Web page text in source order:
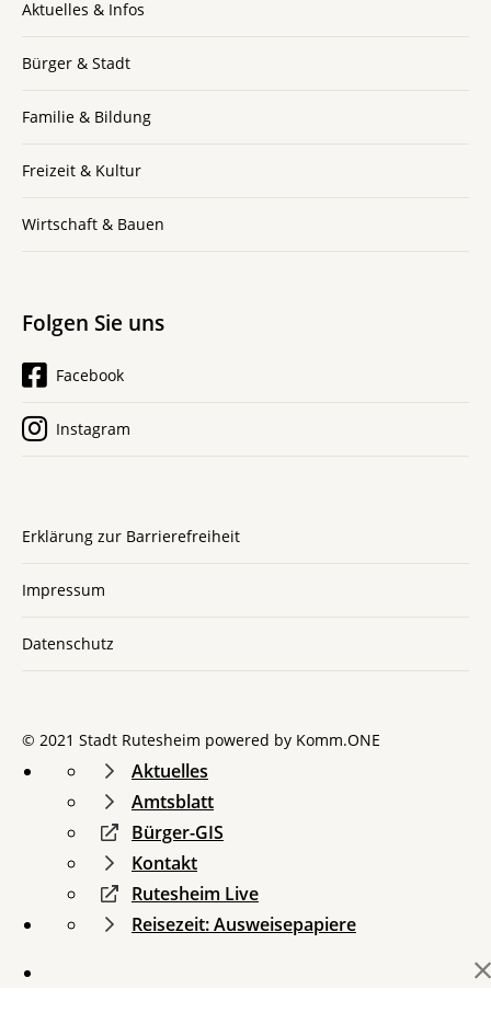
Aktuelles & Infos
Bürger & Stadt
Familie & Bildung
Freizeit & Kultur
Wirtschaft & Bauen
Folgen Sie uns
Facebook
Instagram
Erklärung zur Barrierefreiheit
Impressum
Datenschutz
© 2021 Stadt Rutesheim powered by Komm.ONE
Aktuelles
Amtsblatt
Bürger-GIS
Kontakt
Rutesheim Live
Reisezeit: Ausweisepapiere